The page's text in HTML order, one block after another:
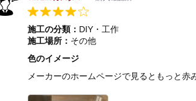
施工の分類： DIY・工作
施工場所： その他
色のイメージ
メーカーのホームページで見るともっと赤